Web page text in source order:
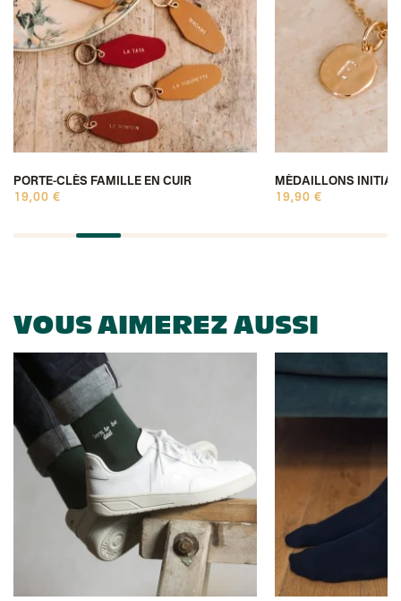
PORTE-CLÉS FAMILLE EN CUIR
19,00 €
MÉDAILLONS
19,90 €
VOUS AIMEREZ AUSSI